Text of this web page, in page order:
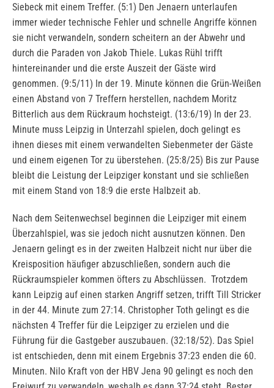
Siebeck mit einem Treffer. (5:1) Den Jenaern unterlaufen
immer wieder technische Fehler und schnelle Angriffe können
sie nicht verwandeln, sondern scheitern an der Abwehr und
durch die Paraden von Jakob Thiele. Lukas Rühl trifft
hintereinander und die erste Auszeit der Gäste wird
genommen. (9:5/11) In der 19. Minute können die Grün-Weißen
einen Abstand von 7 Treffern herstellen, nachdem Moritz
Bitterlich aus dem Rückraum hochsteigt. (13:6/19) In der 23.
Minute muss Leipzig in Unterzahl spielen, doch gelingt es
ihnen dieses mit einem verwandelten Siebenmeter der Gäste
und einem eigenen Tor zu überstehen. (25:8/25) Bis zur Pause
bleibt die Leistung der Leipziger konstant und sie schließen
mit einem Stand von 18:9 die erste Halbzeit ab.
Nach dem Seitenwechsel beginnen die Leipziger mit einem
Überzahlspiel, was sie jedoch nicht ausnutzen können. Den
Jenaern gelingt es in der zweiten Halbzeit nicht nur über die
Kreisposition häufiger abzuschließen, sondern auch die
Rückraumspieler kommen öfters zu Abschlüssen. Trotzdem
kann Leipzig auf einen starken Angriff setzen, trifft Till Stricker
in der 44. Minute zum 27:14. Christopher Toth gelingt es die
nächsten 4 Treffer für die Leipziger zu erzielen und die
Führung für die Gastgeber auszubauen. (32:18/52). Das Spiel
ist entschieden, denn mit einem Ergebnis 37:23 enden die 60.
Minuten. Nilo Kraft von der HBV Jena 90 gelingt es noch den